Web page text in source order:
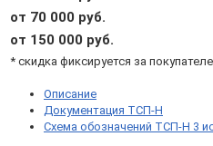
L200,
0...+160°С,
штуцер
М20х1,5
от 70 000 руб.
от 150 000 руб.
* скидка фиксируется за
Описание
Документация ТСП-Н
Схема обозначений ТСП-Н 3